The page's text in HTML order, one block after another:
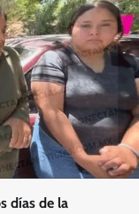
días de la